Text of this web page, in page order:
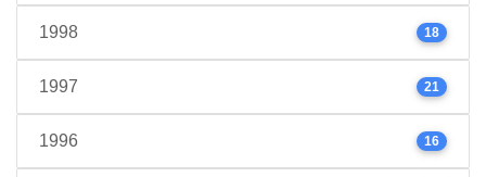
1998 18
1997 21
1996 16